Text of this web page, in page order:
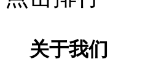
关于我们